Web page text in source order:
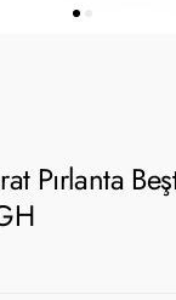
Pırlanta